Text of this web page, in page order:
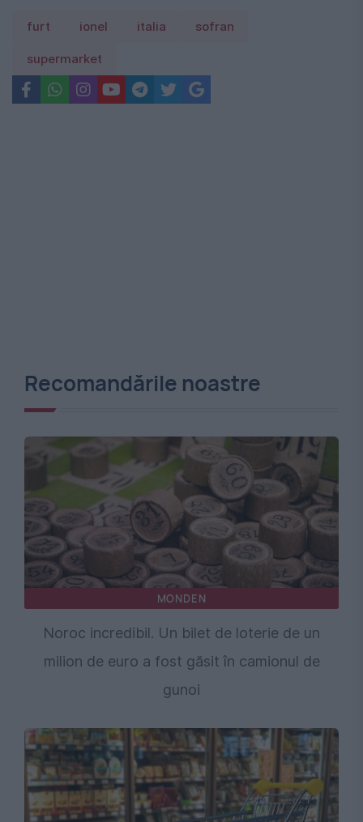
furt ionel italia sofran
supermarket
Recomandările noastre
MONDEN
Noroc incredibil. Un bilet de loterie de un
milion de euro a fost găsit în camionul de
gunoi